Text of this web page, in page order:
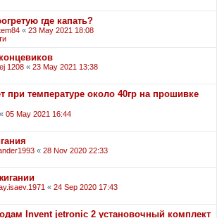
где капать?
« 23 May 2021 18:08
1208 « 23 May 2021 13:38
при температуре около 40гр на прошивке
« 05 May 2021 16:44
« 28 Nov 2020 22:33
« 24 Sep 2020 17:43
Invent jetronic 2 установочный комплект